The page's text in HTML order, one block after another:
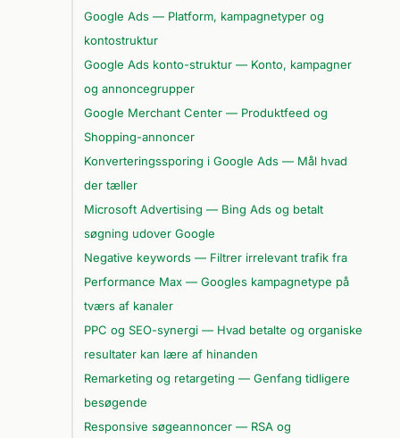
Google Ads — Platform, kampagnetyper og
kontostruktur
Google Ads konto-struktur — Konto, kampagner
og annoncegrupper
Google Merchant Center — Produktfeed og
Shopping-annoncer
Konverteringssporing i Google Ads — Mål hvad
der tæller
Microsoft Advertising — Bing Ads og betalt
søgning udover Google
Negative keywords — Filtrer irrelevant trafik fra
Performance Max — Googles kampagnetype på
tværs af kanaler
PPC og SEO-synergi — Hvad betalte og organiske
resultater kan lære af hinanden
Remarketing og retargeting — Genfang tidligere
besøgende
Responsive søgeannoncer — RSA og